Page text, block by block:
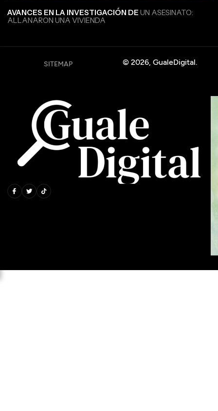
AVANCES EN LA INVESTIGACIÓN DE UN ASESINATO:
ALLANARON UNA VIVIENDA
© 2026, GualeDigital.
SITEMAP